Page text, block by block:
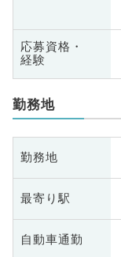
応募資格・
経験
勤務地
勤務地
最寄り駅
自動車通勤